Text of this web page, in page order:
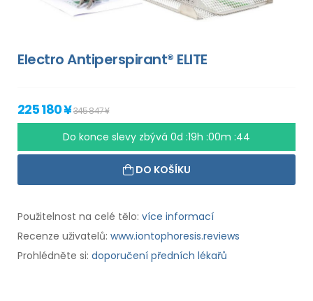
Electro Antiperspirant® ELITE
225 180 ¥345 847 ¥
Do konce slevy zbývá0d :19h :00m :43
DO KOŠÍKU
Použitelnost na celé tělo: více informací
Recenze uživatelů: www.iontophoresis.reviews
Prohlédněte si: doporučení předních lékařů